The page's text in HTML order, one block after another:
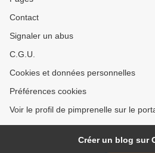
Contact
Signaler un abus
C.G.U.
Cookies et données personnelles
Préférences cookies
Voir le profil de pimprenelle sur le
Créer un blog sur